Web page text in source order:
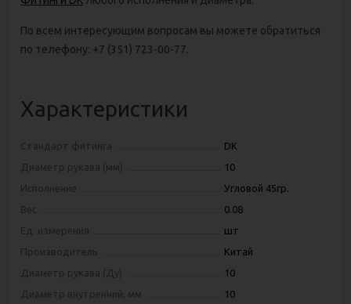
По всем интересующим вопросам вы можете обратиться
по телефону: +7 (351) 723-00-77.
Характеристики
Стандарт фитинга
DK
Диаметр рукава (мм)
10
Исполнение
Угловой 45гр.
Вес
0.08
Ед. измерения
шт
Производитель
Китай
Диаметр рукава (Ду)
10
Диаметр внутренний, мм
10